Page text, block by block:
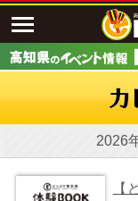
2026
【